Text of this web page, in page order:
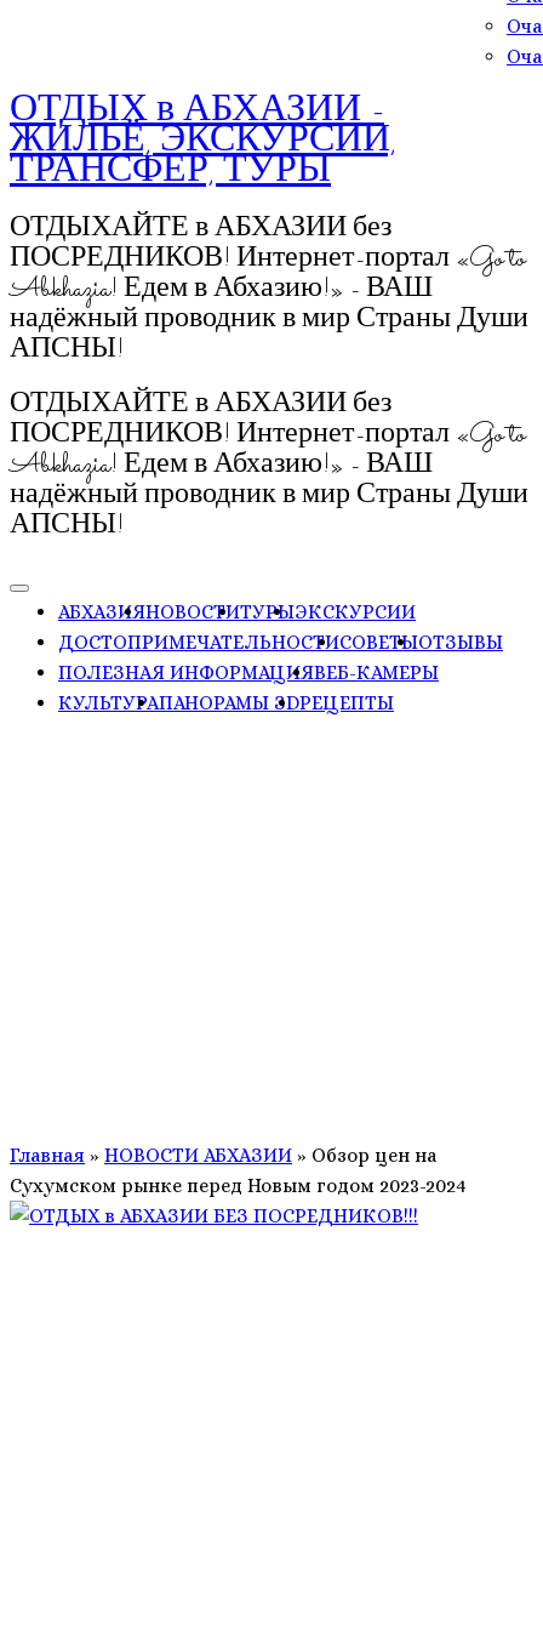
ОТДЫХ в АБХАЗИИ -
ЖИЛЬЁ, ЭКСКУРСИИ,
ТРАНСФЕР, ТУРЫ
ОТДЫХАЙТЕ в АБХАЗИИ без
ПОСРЕДНИКОВ! Интернет-портал «Go to
Abkhazia! Едем в Абхазию!» - ВАШ
надёжный проводник в мир Страны Души
АПСНЫ!
ОТДЫХАЙТЕ в АБХАЗИИ без
ПОСРЕДНИКОВ! Интернет-портал «Go to
Abkhazia! Едем в Абхазию!» - ВАШ
надёжный проводник в мир Страны Души
АПСНЫ!
АБХАЗИЯНОВОСТИТУРЫЭКСКУРСИИ
ДОСТОПРИМЕЧАТЕЛЬНОСТИСОВЕТЫОТЗЫВЫ
ПОЛЕЗНАЯ ИНФОРМАЦИЯВЕБ-КАМЕРЫ
КУЛЬТУРАПАНОРАМЫ ЗDРЕЦЕПТЫ
Главная » НОВОСТИ АБХАЗИИ » Обзор цен на
Сухумском рынке перед Новым годом 2023-2024